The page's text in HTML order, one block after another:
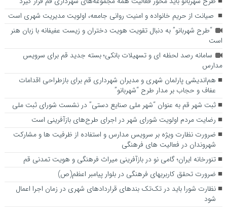
صیانت از حریم خانواده و امنیت روانی جامعه، اولویت مدیریت شهری است
“طرح شهربانو” به دنبال تقویت هویت دختران و زیست عفیفانه با زبان هنر
است
سامانه رصد لحظه ای و تسهیلات بانکی؛ بسته جدید قم برای سرویس
مدارس
هم‌اندیشی پارلمان شهری و مدیران شهرداری قم برای بازطراحی اقدامات
عفاف و حجاب بر مدار طرح “شهربانو”
ثبت شهر قم به عنوان “شهر ملی صنایع دستی” در نشست شورای ثبت ملی
رضایت مردم اولویت شورای شهر در اجرای طرح‌های بازآفرینی است
ضرورت نظارت ویژه بر سرویس مدارس و استفاده از ظرفیت ها و مشارکت
شهروندان در فعالیت های فرهنگی
تنورخانه ایران؛ گامی نو در بازآفرینی میراث فرهنگی و هویت تمدنی قم
ضرورت تحقق کاربری­های فرهنگی در بلوار پیامبر اعظم(ص)
نظارت شورا باید در تک‌تک بندهای قراردادهای شهری در زمان اجرا اعمال
شود